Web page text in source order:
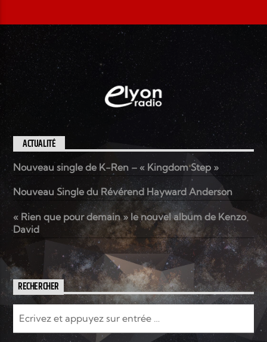
ACTUALITÉ
Nouveau single de K-Ren – « Kingdom Step »
Nouveau Single du Révérend Hayward Anderson
« Rien que pour demain » le nouvel album de Kenzo
David
RECHERCHER